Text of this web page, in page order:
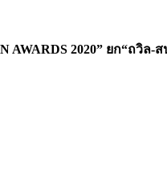
2020” ยก“ถวิ